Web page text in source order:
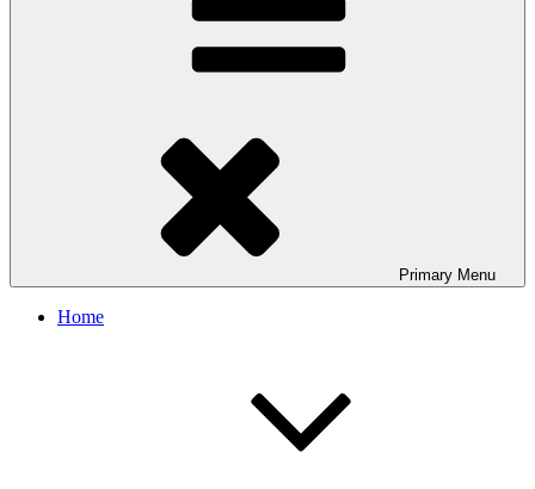
Primary Menu
Home